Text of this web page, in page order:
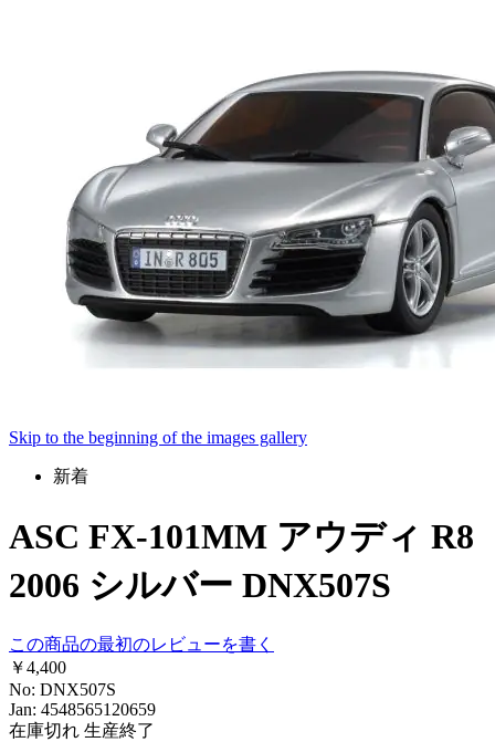
Skip to the beginning of the images gallery
新着
ASC FX-101MM アウディ R8
2006 シルバー DNX507S
この商品の最初のレビューを書く
￥4,400
No: DNX507S
Jan: 4548565120659
在庫切れ 生産終了